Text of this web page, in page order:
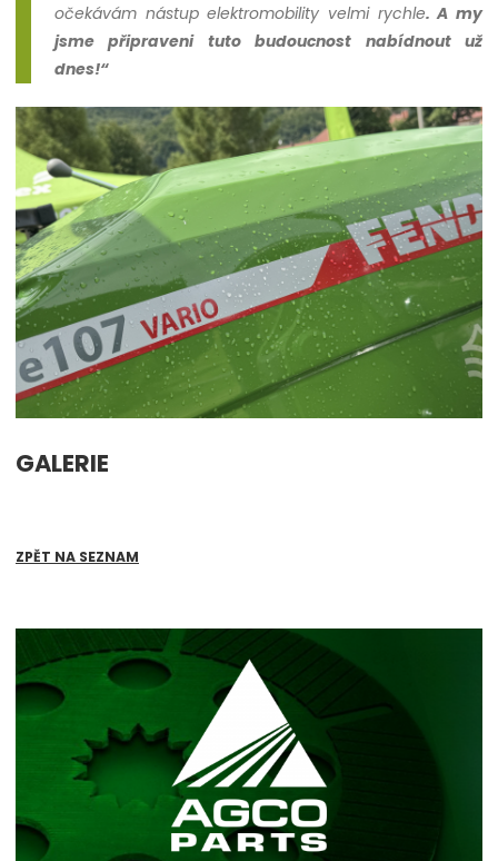
očekávám nástup elektromobility velmi rychle. A my
jsme připraveni tuto budoucnost nabídnout už
dnes!“
GALERIE
ZPĚT NA SEZNAM